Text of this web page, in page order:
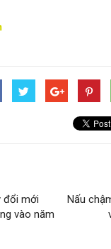
đổi mới
vào năm
Nấu